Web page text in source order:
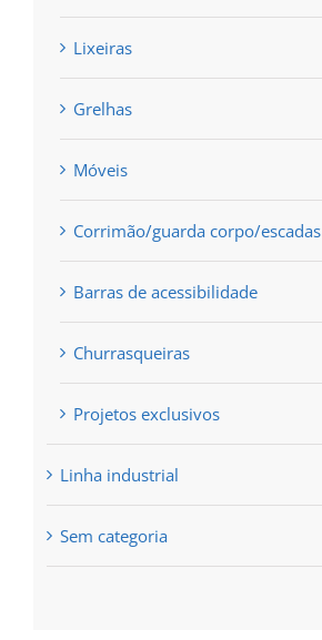
Lixeiras
Grelhas
Móveis
Corrimão/guarda corpo/escadas
Barras de acessibilidade
Churrasqueiras
Projetos exclusivos
Linha industrial
Sem categoria